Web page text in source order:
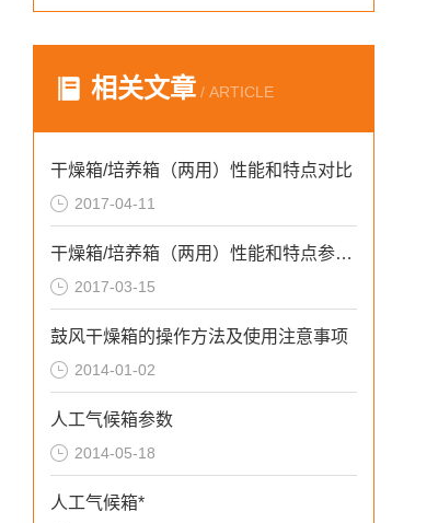
相关文章 / ARTICLE
干燥箱/培养箱（两用）性能和特点对比
2017-04-11
干燥箱/培养箱（两用）性能和特点参数介绍
2017-03-15
鼓风干燥箱的操作方法及使用注意事项
2014-01-02
人工气候箱参数
2014-05-18
人工气候箱*